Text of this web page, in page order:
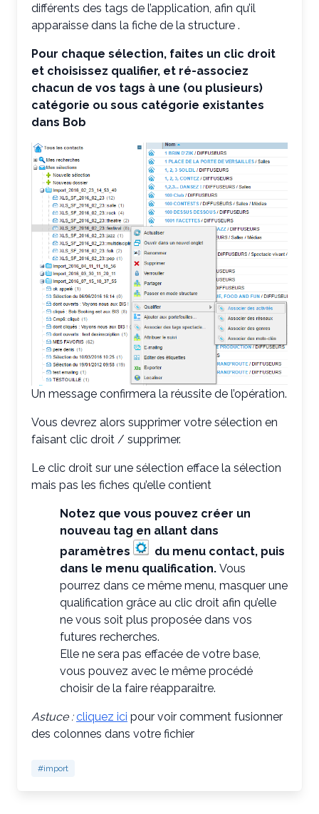
différents des tags de l’application, afin qu’il
apparaisse dans la fiche de la structure .
Pour chaque sélection, faites un clic droit
et choisissez qualifier, et ré-associez
chacun de vos tags à une (ou plusieurs)
catégorie ou sous catégorie existantes
dans Bob
Un message confirmera la réussite de l’opération.
Vous devrez alors supprimer votre sélection en
faisant clic droit / supprimer.
Le clic droit sur une sélection efface la sélection
mais pas les fiches qu’elle contient
Notez que vous pouvez créer un
nouveau tag en allant dans
paramètres
du menu contact, puis
dans le menu qualification. Vous
pourrez dans ce même menu, masquer une
qualification grâce au clic droit afin qu’elle
ne vous soit plus proposée dans vos
futures recherches.
Elle ne sera pas effacée de votre base,
vous pouvez avec le même procédé
choisir de la faire réapparaitre.
Astuce :cliquez ici pour voir comment fusionner
des colonnes dans votre fichier
#import